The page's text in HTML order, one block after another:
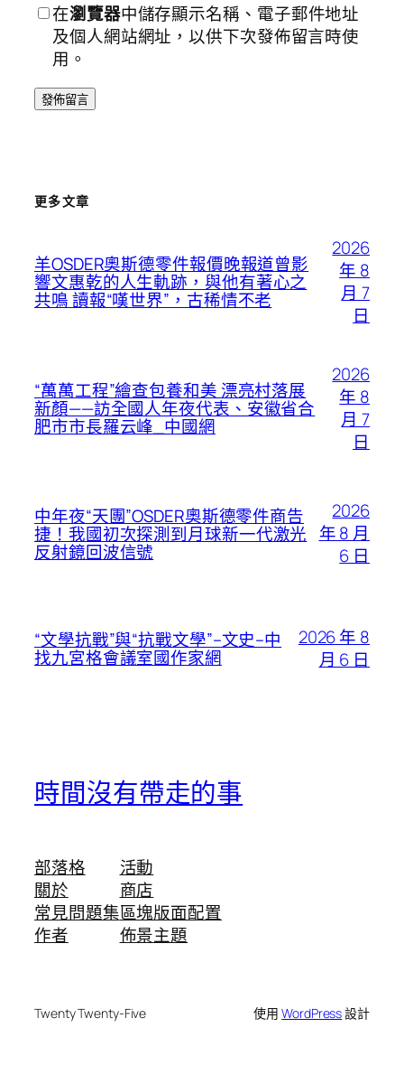
在瀏覽器中儲存顯示名稱、電子郵件地址
及個人網站網址，以供下次發佈留言時使
用。
更多文章
羊OSDER奧斯德零件報價晚報道曾影
響文惠乾的人生軌跡，與他有著心之
共鳴 讀報“嘆世界”，古稀情不老
2026
年 8
月 7
日
“萬萬工程”繪查包養和美 漂亮村落展
新顏——訪全國人年夜代表、安徽省合
肥市市長羅云峰_中國網
2026
年 8
月 7
日
中年夜“天團”OSDER奧斯德零件商告
捷！我國初次探測到月球新一代激光
反射鏡回波信號
2026
年 8 月
6 日
“文學抗戰”與“抗戰文學”–文史–中
找九宮格會議室國作家網
2026 年 8
月 6 日
時間沒有帶走的事
部落格
關於
常見問題集
作者
活動
商店
區塊版面配置
佈景主題
Twenty Twenty-Five 使用WordPress設計